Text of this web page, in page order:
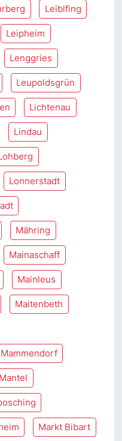
Leiblfing
Leipheim
Lenggries
Leupoldsgrün
Lichtenau
Lindau
Lonnerstadt
Mähring
Mainaschaff
Mainleus
Maitenbeth
Mammendorf
Mantel
Markt Bibart